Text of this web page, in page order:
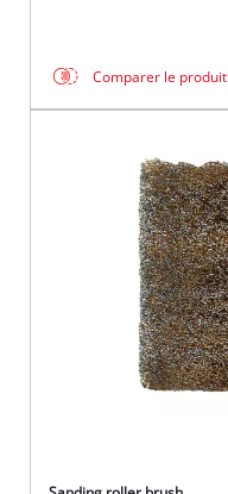
Comparer le produit